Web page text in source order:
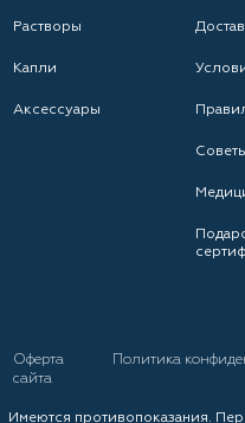
Растворы
Капли
Аксессуары
Оферта Политика
сайта
Имеются противопоказания.